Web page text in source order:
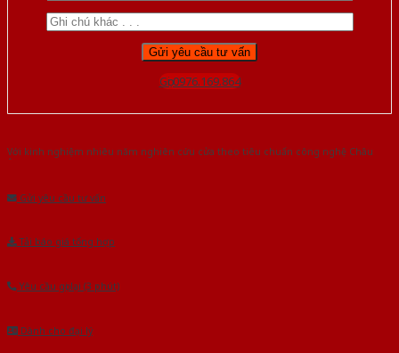
Gọi 0976.169.864
Với kinh nghiệm nhiêu năm nghiên cứu cửa theo tiêu chuẩn công nghệ Châu
Gửi yêu cầu tư vấn
Tải báo giá tổng hợp
Yêu cầu gọi lại (3 phút)
Dành cho đại lý